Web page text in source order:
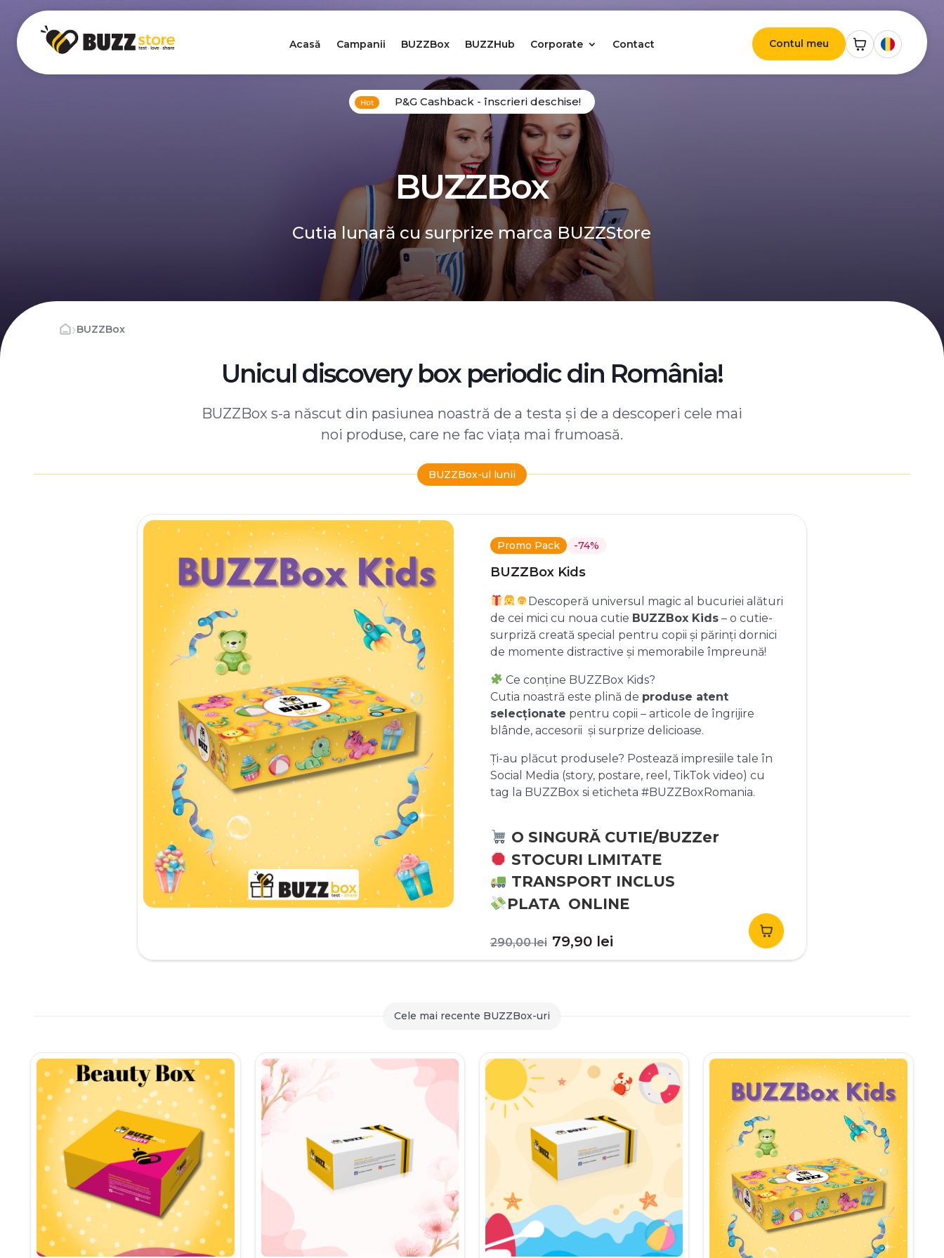
Acasă Campanii BUZZBox BUZZHub Corporate Contact Contul meu
P&G Cashback - înscrieri deschise!
BUZZBox
Cutia lunară cu surprize marca BUZZStore
›BUZZBox
Unicul discovery box periodic din România!
BUZZBox s-a născut din pasiunea noastră de a testa și de a descoperi cele mai
noi produse, care ne fac viața mai frumoasă.
BUZZBox-ul lunii
Promo Pack -74%
BUZZBox Kids
Descoperă universul magic al bucuriei alături
de cei mici cu noua cutie BUZZBox Kids– o cutie-
surpriză creată special pentru copii și părinți dornici
de momente distractive și memorabile împreună!
Ce conține BUZZBox Kids?
Cutia noastră este plină de produse atent
selecționate pentru copii – articole de îngrijire
blânde, accesorii și surprize delicioase.
Ți-au plăcut produsele? Postează impresiile tale în
Social Media (story, postare, reel, TikTok video) cu
tag la BUZZBox si eticheta #BUZZBoxRomania.
O SINGURĂ CUTIE/BUZZer
STOCURI LIMITATE
TRANSPORT INCLUS
PLATA ONLINE
290,00lei Prețul
inițial
79,90 leiPrețul
curent
Cele mai recente BUZZBox-uri